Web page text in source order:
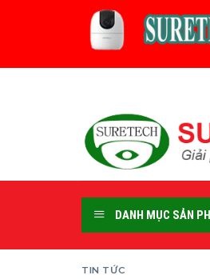
DANH MỤC SẢN
TIN TỨC